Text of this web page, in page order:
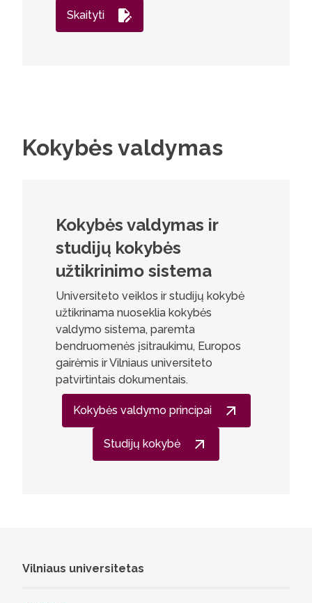
Skaityti
Kokybės valdymas
Kokybės valdymas ir
studijų kokybės
užtikrinimo sistema
Universiteto veiklos ir studijų kokybė
užtikrinama nuoseklia kokybės
valdymo sistema, paremta
bendruomenės įsitraukimu, Europos
gairėmis ir Vilniaus universiteto
patvirtintais dokumentais.
Kokybės valdymo principai
Studijų kokybė
Vilniaus universitetas